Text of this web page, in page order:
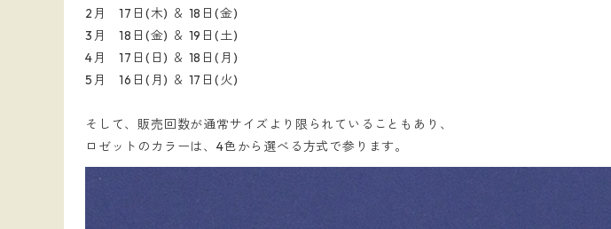
2月 17日(木) ＆ 18日(金)
3月 18日(金) ＆ 19日(土)
4月 17日(日) ＆ 18日(月)
5月 16日(月) ＆ 17日(火)
そして、販売回数が通常サイズより限られていることもあり、
ロゼットのカラーは、4色から選べる方式で参ります。